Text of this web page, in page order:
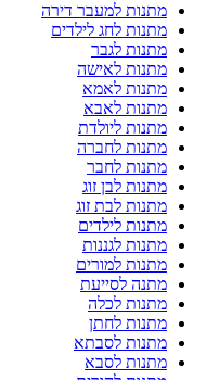
מתנות למעבר דירה
מתנות לחג לילדים
מתנות לגבר
מתנות לאישה
מתנות לאמא
מתנות לאבא
מתנות ליולדת
מתנות לחברה
מתנות לחבר
מתנות לבן זוג
מתנות לבת זוג
מתנות לילדים
מתנות לגננות
מתנות למורים
מתנה לסייעת
מתנות לכלה
מתנות לחתן
מתנות לסבתא
מתנות לסבא